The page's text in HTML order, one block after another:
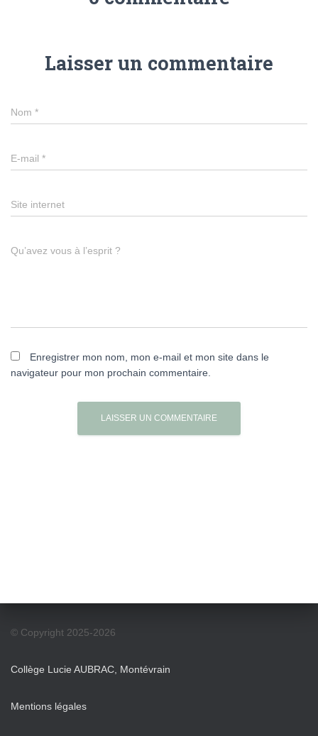
Laisser un commentaire
Nom *
E-mail *
Site internet
Qu’avez vous à l’esprit ?
Enregistrer mon nom, mon e-mail et mon site dans le
navigateur pour mon prochain commentaire.
© Copyright 2025-2026
Collège Lucie AUBRAC, Montévrain
Mentions légales